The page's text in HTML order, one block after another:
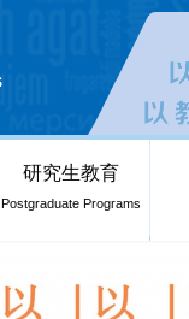
研究生教育
Postgraduate Programs